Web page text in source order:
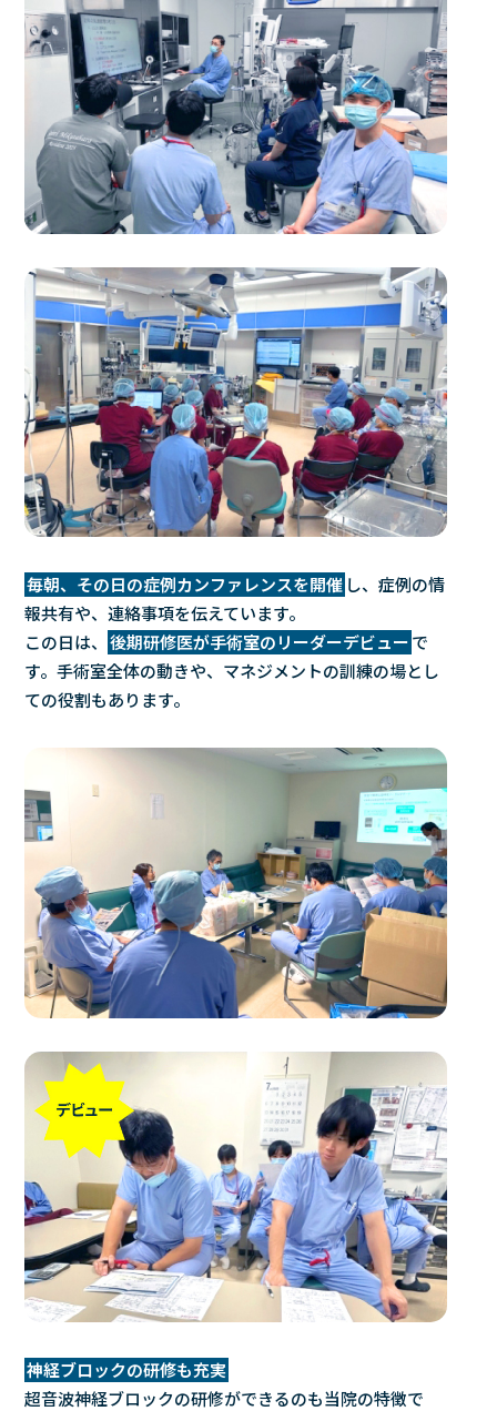
毎朝、その日の症例カンファレンスを開催 し、症例の情
報共有や、連絡事項を伝えています。
この日は、 後期研修医が手術室のリーダーデビューで
す。手術室全体の動きや、マネジメントの訓練の場とし
ての役割もあります。
神経ブロックの研修も充実
超音波神経ブロックの研修ができるのも当院の特徴で